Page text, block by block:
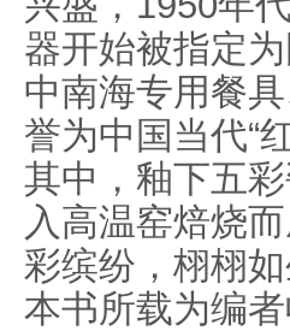
器开始被指定
中南海专用餐
誉为中国当代“
其中，釉下五
入高温窑焙烧
彩缤纷，栩栩
本书所载为编